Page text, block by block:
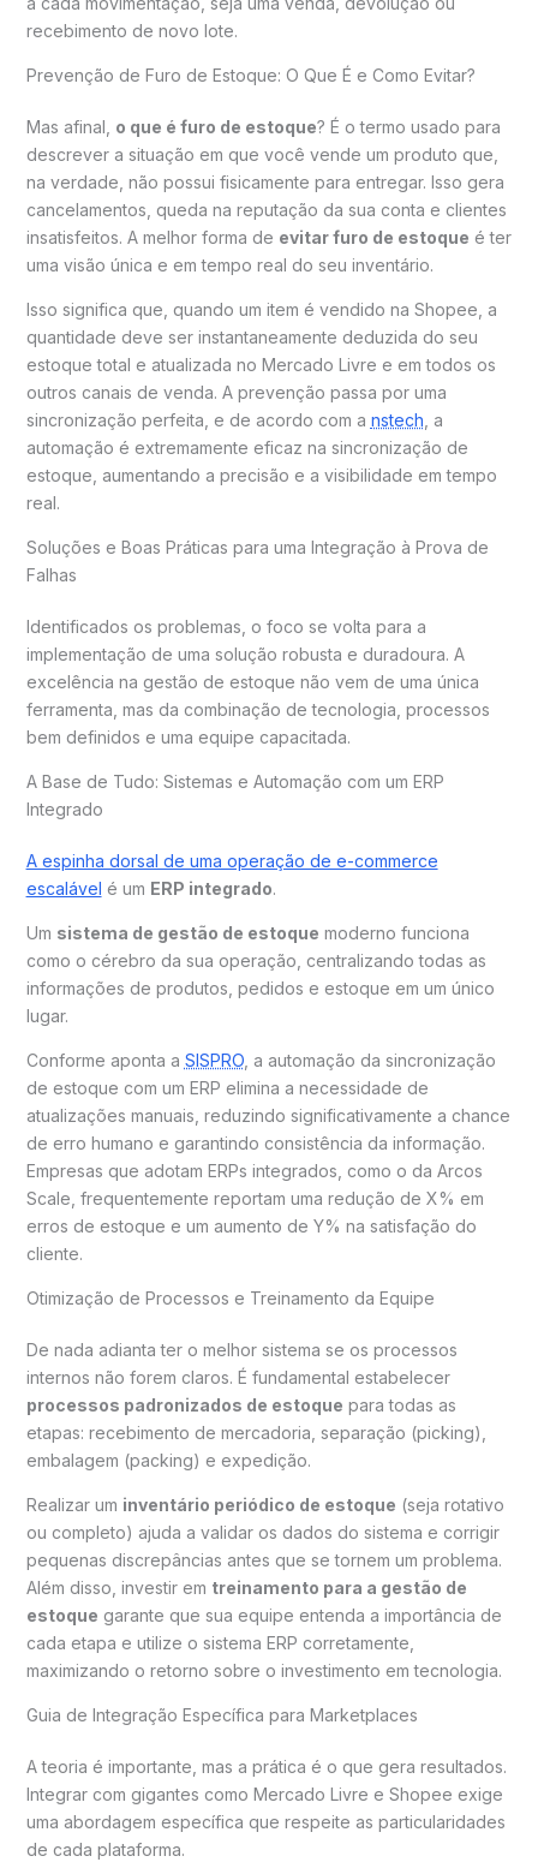
recebimento de novo lote.
Prevenção de Furo de Estoque: O Que É e Como Evitar?
Mas afinal, o que é furo de estoque? É o termo usado para
descrever a situação em que você vende um produto que,
na verdade, não possui fisicamente para entregar. Isso gera
cancelamentos, queda na reputação da sua conta e clientes
insatisfeitos. A melhor forma de evitar furo de estoque é ter
uma visão única e em tempo real do seu inventário.
Isso significa que, quando um item é vendido na Shopee, a
quantidade deve ser instantaneamente deduzida do seu
estoque total e atualizada no Mercado Livre e em todos os
outros canais de venda. A prevenção passa por uma
sincronização perfeita, e de acordo com a nstech , a
automação é extremamente eficaz na sincronização de
estoque, aumentando a precisão e a visibilidade em tempo
real.
Soluções e Boas Práticas para uma Integração à Prova de
Falhas
Identificados os problemas, o foco se volta para a
implementação de uma solução robusta e duradoura. A
excelência na gestão de estoque não vem de uma única
ferramenta, mas da combinação de tecnologia, processos
bem definidos e uma equipe capacitada.
A Base de Tudo: Sistemas e Automação com um ERP
Integrado
A espinha dorsal de uma operação de e-commerce
escalável é um ERP integrado.
Um sistema de gestão de estoque moderno funciona
como o cérebro da sua operação, centralizando todas as
informações de produtos, pedidos e estoque em um único
lugar.
Conforme aponta a SISPRO, a automação da sincronização
de estoque com um ERP elimina a necessidade de
atualizações manuais, reduzindo significativamente a chance
de erro humano e garantindo consistência da informação.
Empresas que adotam ERPs integrados, como o da Arcos
Scale, frequentemente reportam uma redução de X% em
erros de estoque e um aumento de Y% na satisfação do
cliente.
Otimização de Processos e Treinamento da Equipe
De nada adianta ter o melhor sistema se os processos
internos não forem claros. É fundamental estabelecer
processos padronizados de estoque para todas as
etapas: recebimento de mercadoria, separação (picking),
embalagem (packing) e expedição.
Realizar um inventário periódico de estoque (seja rotativo
ou completo) ajuda a validar os dados do sistema e corrigir
pequenas discrepâncias antes que se tornem um problema.
Além disso, investir em treinamento para a gestão de
estoque garante que sua equipe entenda a importância de
cada etapa e utilize o sistema ERP corretamente,
maximizando o retorno sobre o investimento em tecnologia.
Guia de Integração Específica para Marketplaces
A teoria é importante, mas a prática é o que gera resultados.
Integrar com gigantes como Mercado Livre e Shopee exige
uma abordagem específica que respeite as particularidades
de cada plataforma.